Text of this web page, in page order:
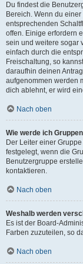
Du findest die
Bereich. Wenn du
entsprechenden
offen. Einige erfordern
sein und weitere sogar
einfach durch die
Freischaltung, so
daraufhin deinen
aufgenommen werden
dich ablehnt, er wird
Nach oben
Wie werde ich
Der Leiter einer
festgelegt, wenn die
Benutzergruppe
kontaktieren.
Nach oben
Weshalb werden
Es ist der Board-
Farben zuzuteilen, so
Nach oben